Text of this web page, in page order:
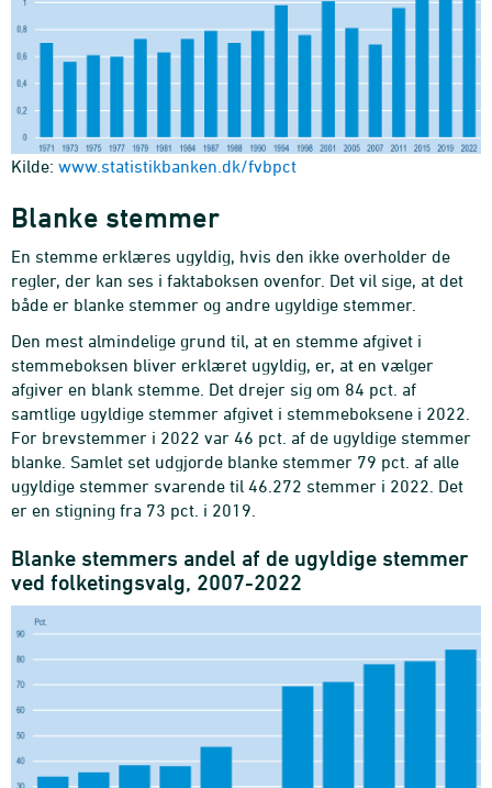
Kilde: www.statistikbanken.dk/fvbpct
Blanke stemmer
En stemme erklæres ugyldig, hvis den ikke overholder de
regler, der kan ses i faktaboksen ovenfor. Det vil sige, at det
både er blanke stemmer og andre ugyldige stemmer.
Den mest almindelige grund til, at en stemme afgivet i
stemmeboksen bliver erklæret ugyldig, er, at en vælger
afgiver en blank stemme. Det drejer sig om 84 pct. af
samtlige ugyldige stemmer afgivet i stemmeboksene i 2022.
For brevstemmer i 2022 var 46 pct. af de ugyldige stemmer
blanke. Samlet set udgjorde blanke stemmer 79 pct. af alle
ugyldige stemmer svarende til 46.272 stemmer i 2022. Det
er en stigning fra 73 pct. i 2019.
Blanke stemmers andel af de ugyldige stemmer
ved folketingsvalg, 2007-2022